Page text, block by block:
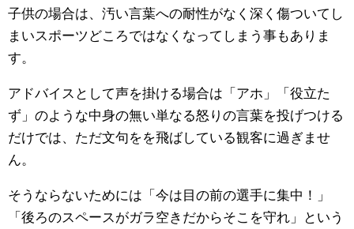
子供の場合は、汚い言葉への耐性がなく深く傷ついてし
まいスポーツどころではなくなってしまう事もありま
す。
アドバイスとして声を掛ける場合は「アホ」「役立た
ず」のような中身の無い単なる怒りの言葉を投げつける
だけでは、ただ文句をを飛ばしている観客に過ぎませ
ん。
そうならないためには「今は目の前の選手に集中！」
「後ろのスペースがガラ空きだからそこを守れ」という